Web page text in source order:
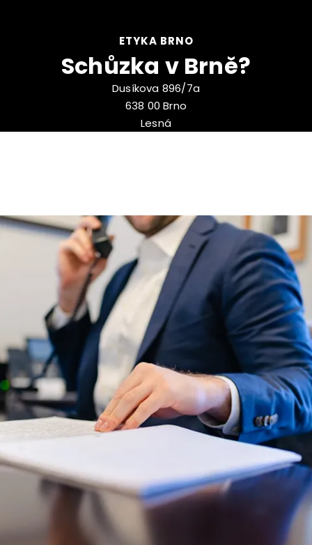
ETYKA BRNO
Schůzka v Brně?
Dusíkova 896/7a
638 00 Brno
Lesná